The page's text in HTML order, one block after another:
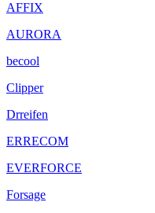
AFFIX
AURORA
becool
Clipper
Drreifen
ERRECOM
EVERFORCE
Forsage